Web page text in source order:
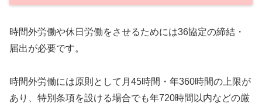
時間外労働や休日労働をさせるためには36協定の締結・
届出が必要です。
時間外労働には原則として月45時間・年360時間の上限が
あり、特別条項を設ける場合でも年720時間以内などの厳